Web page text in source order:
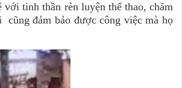
tinh thần rèn luyện thể thao, chăm
cũng đảm bảo được công việc mà họ